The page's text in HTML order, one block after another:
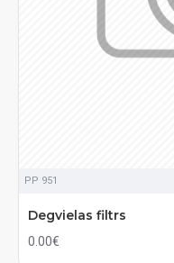
PP 951
Degvielas filtrs
0.00€